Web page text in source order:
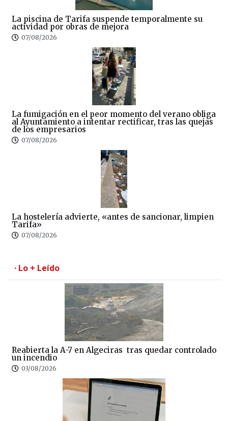
La piscina de Tarifa suspende temporalmente su
actividad por obras de mejora
07/08/2026
La fumigación en el peor momento del verano obliga
al Ayuntamiento a intentar rectificar, tras las quejas
de los empresarios
07/08/2026
La hostelería advierte, «antes de sancionar, limpien
Tarifa»
07/08/2026
· Lo + Leído
Reabierta la A-7 en Algeciras tras quedar controlado
un incendio
03/08/2026